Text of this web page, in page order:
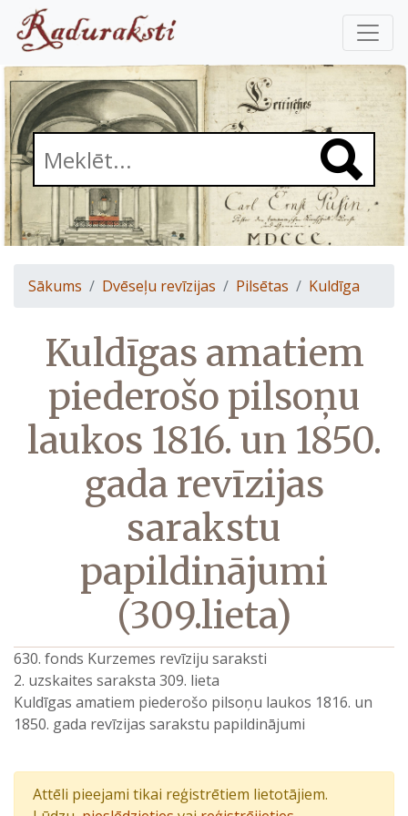
Sākums Dvēseļu revīzijas Pilsētas Kuldīga
Kuldīgas amatiem
piederošo pilsoņu
laukos 1816. un 1850.
gada revīzijas
sarakstu
papildinājumi
(309.lieta)
630. fonds Kurzemes revīziju saraksti
2. uzskaites saraksta 309. lieta
Kuldīgas amatiem piederošo pilsoņu laukos 1816. un
1850. gada revīzijas sarakstu papildinājumi
Attēli pieejami tikai reģistrētiem lietotājiem.